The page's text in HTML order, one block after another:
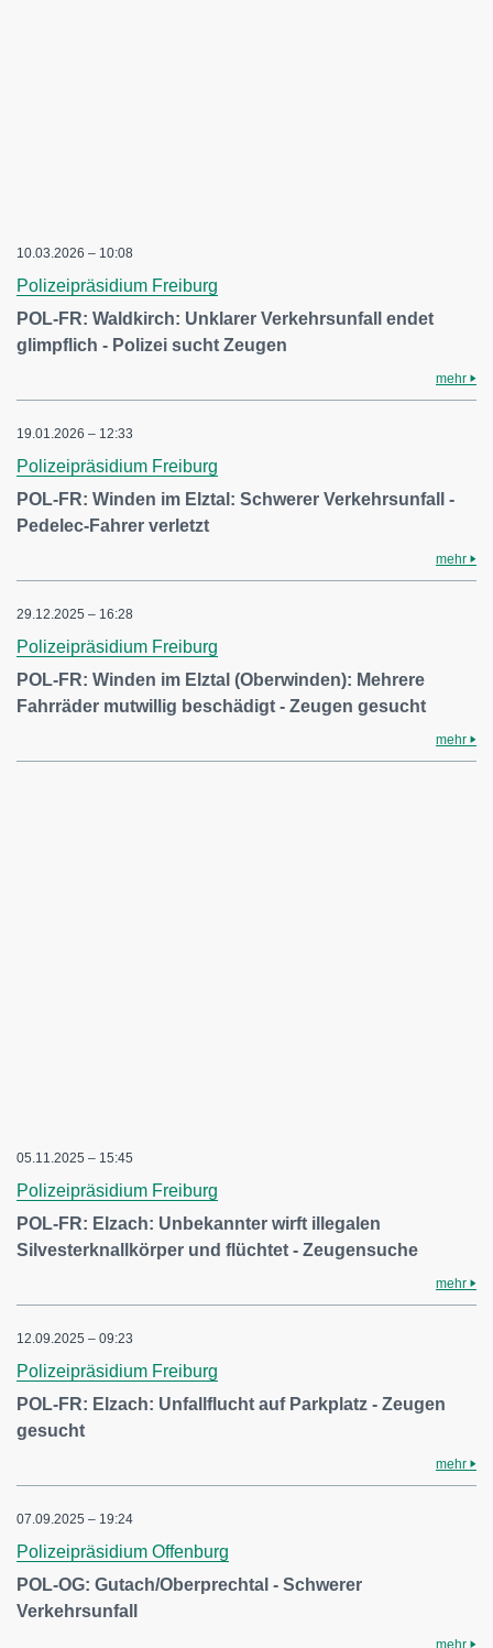
10.03.2026 – 10:08
Polizeipräsidium Freiburg
POL-FR: Waldkirch: Unklarer Verkehrsunfall endet
glimpflich - Polizei sucht Zeugen
mehr
19.01.2026 – 12:33
Polizeipräsidium Freiburg
POL-FR: Winden im Elztal: Schwerer Verkehrsunfall -
Pedelec-Fahrer verletzt
mehr
29.12.2025 – 16:28
Polizeipräsidium Freiburg
POL-FR: Winden im Elztal (Oberwinden): Mehrere
Fahrräder mutwillig beschädigt - Zeugen gesucht
mehr
05.11.2025 – 15:45
Polizeipräsidium Freiburg
POL-FR: Elzach: Unbekannter wirft illegalen
Silvesterknallkörper und flüchtet - Zeugensuche
mehr
12.09.2025 – 09:23
Polizeipräsidium Freiburg
POL-FR: Elzach: Unfallflucht auf Parkplatz - Zeugen
gesucht
mehr
07.09.2025 – 19:24
Polizeipräsidium Offenburg
POL-OG: Gutach/Oberprechtal - Schwerer
Verkehrsunfall
mehr